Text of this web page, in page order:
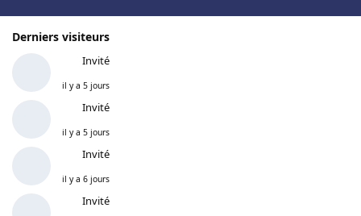
Derniers visiteurs
Invité
il y a 5 jours
Invité
il y a 5 jours
Invité
il y a 6 jours
Invité